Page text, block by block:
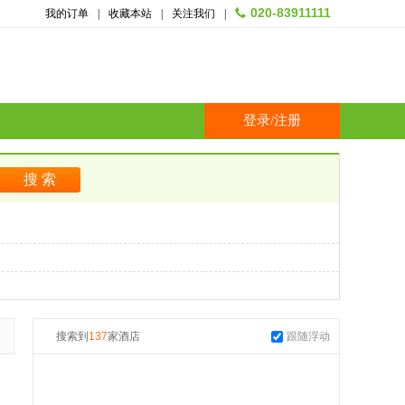
我的订单 收藏本站 关注我们 020-83911111
登录/注册
搜索到 137家酒店 跟随浮动